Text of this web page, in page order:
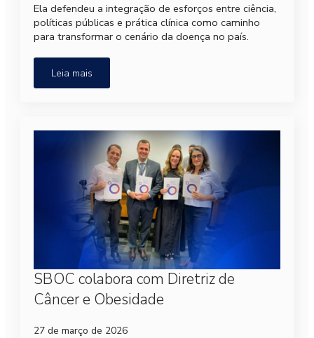
Ela defendeu a integração de esforços entre ciência,
políticas públicas e prática clínica como caminho
para transformar o cenário da doença no país.
Leia mais
SBOC colabora com Diretriz de
Câncer e Obesidade
27 de março de 2026